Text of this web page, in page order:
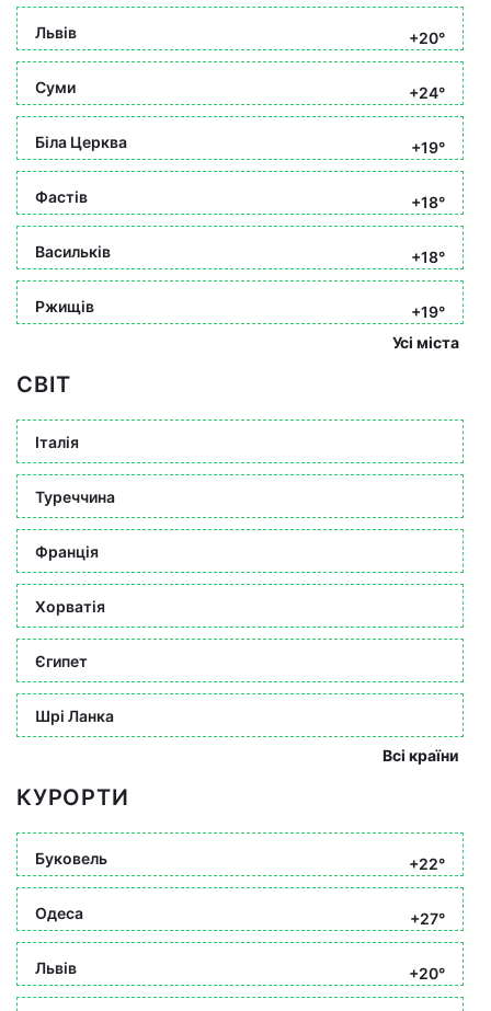
Львів +20°
Суми +24°
Біла Церква +19°
Фастів +18°
Васильків +18°
Ржищів
+19°
Усі міста
СВІТ
Італія
Туреччина
Франція
Хорватія
Єгипет
Шрі Ланка
Всі країни
КУРОРТИ
Буковель +22°
Одеса +27°
Львів +20°